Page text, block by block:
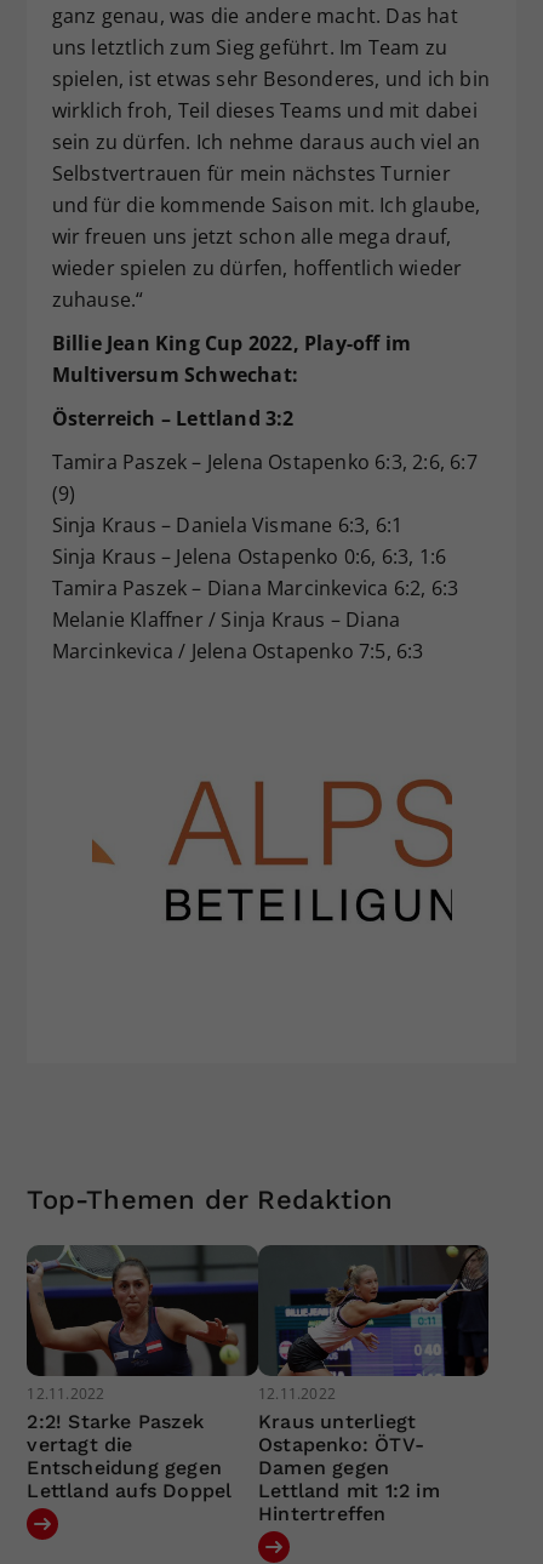
ganz genau, was die andere macht. Das hat
uns letztlich zum Sieg geführt. Im Team zu
spielen, ist etwas sehr Besonderes, und ich bin
wirklich froh, Teil dieses Teams und mit dabei
sein zu dürfen. Ich nehme daraus auch viel an
Selbstvertrauen für mein nächstes Turnier
und für die kommende Saison mit. Ich glaube,
wir freuen uns jetzt schon alle mega drauf,
wieder spielen zu dürfen, hoffentlich wieder
zuhause.“
Billie Jean King Cup 2022, Play-off im
Multiversum Schwechat:
Österreich – Lettland 3:2
Tamira Paszek – Jelena Ostapenko 6:3, 2:6, 6:7
(9)
Sinja Kraus – Daniela Vismane 6:3, 6:1
Sinja Kraus – Jelena Ostapenko 0:6, 6:3, 1:6
Tamira Paszek – Diana Marcinkevica 6:2, 6:3
Melanie Klaffner / Sinja Kraus – Diana
Marcinkevica / Jelena Ostapenko 7:5, 6:3
Top-Themen der Redaktion
12.11.2022
2:2! Starke Paszek
vertagt die
Entscheidung gegen
Lettland aufs Doppel
12.11.2022
Kraus unterliegt
Ostapenko: ÖTV-
Damen gegen
Lettland mit 1:2 im
Hintertreffen